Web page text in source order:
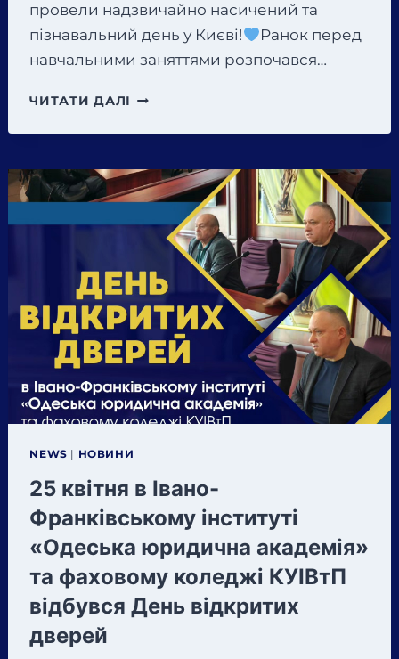
провели надзвичайно насичений та
пізнавальний день у Києві!
Ранок перед
навчальними заняттями розпочався…
ЧИТАТИ ДАЛІ АКАДЕМІЧНА
|
2
NEWS | НОВИНИ
25 квітня в Івано-
Франківському інституті
«Одеська юридична академія»
та фаховому коледжі КУІВтП
відбувся День відкритих
дверей